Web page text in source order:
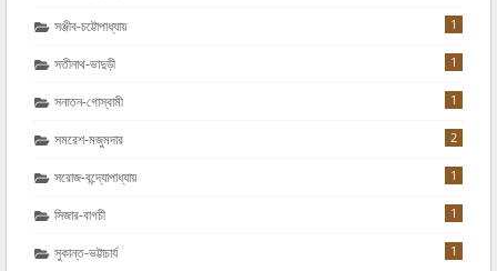
সঞ্জীব-চট্টোপাধ্যায় 1
সতীনাথ-ভাদুড়ী 1
সনাতন-গোস্বামী 1
সমরেশ-মজুমদার 2
সরোজ-বন্দ্যোপাধ্যায় 1
সিজার-বাগচী 1
সুকান্ত-ভট্টাচার্য 1